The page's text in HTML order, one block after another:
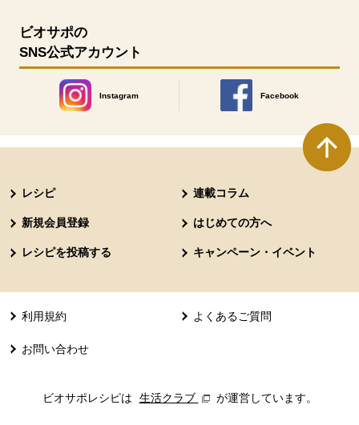
ビオサポの
SNS公式アカウント
Instagram
別のウィンドウで開きます。
Facebook
別のウィンドウで開きます
レシピ 連載コラム
新規会員登録 はじめての方へ
レシピを投稿する キャンペーン・イベント
利用規約 よくあるご質問
お問い合わせ
ビオサポレシピは 生活クラブ 別のウィンドウで開きます。
が運営しています。